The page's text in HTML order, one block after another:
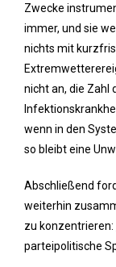
Zwecke
immer, und sie
nichts mit
nicht an, die Zahl
wenn in den
so bleibt eine
Abschließend
weiterhin
zu konzentrieren:
parteipolitische